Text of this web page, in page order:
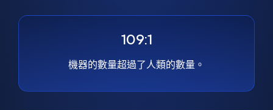
109:1
機器的數量超過了人類的數量。